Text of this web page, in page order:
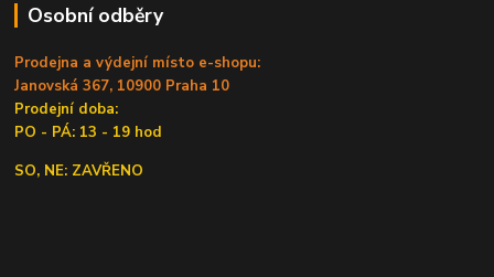
Osobní odběry
Prodejna a výdejní místo e-shopu:
Janovská 367, 10900 Praha 10
Prodejní doba:
PO - PÁ: 13 - 19 hod
SO, NE: ZAVŘENO